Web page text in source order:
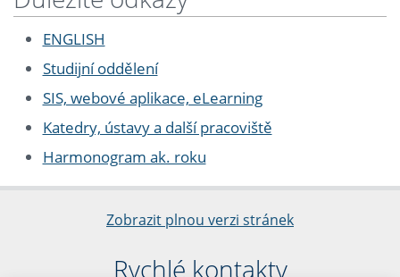
ENGLISH
Studijní oddělení
SIS, webové aplikace, eLearning
Katedry, ústavy a další pracoviště
Harmonogram ak. roku
Zobrazit plnou verzi stránek
Rychlé kontakty